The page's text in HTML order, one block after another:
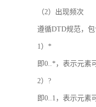
（2）出现频次
遵循DTD规范，
1）*
即0..*，表示元素
2）?
即0..1，表示元素